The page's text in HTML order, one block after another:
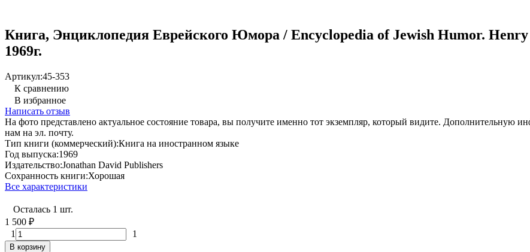
Книга, Энциклопедия Еврейского Юмора / Encyclopedia of Jewish Humor.
1969г.
Артикул:45-353
К сравнению
В избранное
Написать отзыв
На фото представлено актуальное состояние товара, вы получите именно тот экземпляр, который видите.
нам на эл. почту.
Тип книги (коммерческий):Книга на иностранном языке
Год выпуска:1969
Издательство:Jonathan David Publishers
Сохранность книги:Хорошая
Все характеристики
Осталась 1 шт.
1 500 ₽
1
1
В корзину